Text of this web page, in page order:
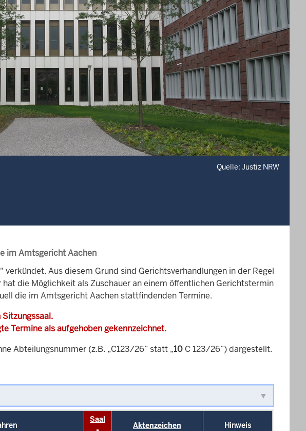
Quelle: Justiz NRW
im Amtsgericht Aachen
Aus diesem Grund sind Gerichtsverhandlungen in der Regel
die Möglichkeit als Zuschauer an einem öffentlichen Gerichtstermin
die im Amtsgericht Aachen stattfindenden Termine.
Termine als aufgehoben gekennzeichnet.
Abteilungsnummer (z.B. „C123/26” statt „10 C 123/26”) dargestellt.
Saal
Aktenzeichen Hinweis